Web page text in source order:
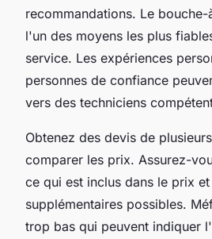
recommandations. Le
l'un des moyens les plus
service. Les expériences
personnes de confiance
vers des techniciens
Obtenez des devis de
comparer les prix. Assurez-
ce qui est inclus dans le prix
supplémentaires possibles.
trop bas qui peuvent indiquer